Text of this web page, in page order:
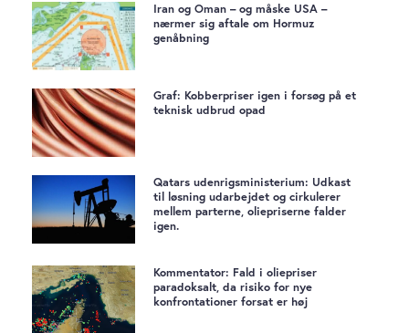
Iran og Oman – og måske USA –
nærmer sig aftale om Hormuz
genåbning
Graf: Kobberpriser igen i forsøg på et
teknisk udbrud opad
Qatars udenrigsministerium: Udkast
til løsning udarbejdet og cirkulerer
mellem parterne, oliepriserne falder
igen.
Kommentator: Fald i oliepriser
paradoksalt, da risiko for nye
konfrontationer forsat er høj